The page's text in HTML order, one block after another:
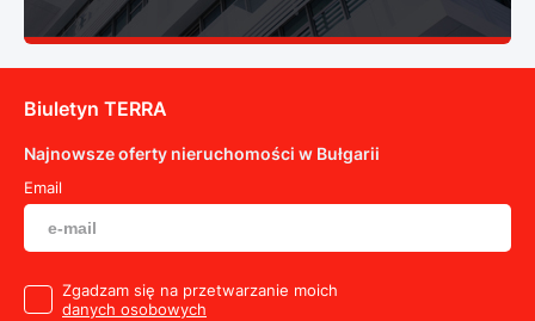
Biuletyn TERRA
Najnowsze oferty nieruchomości w Bułgarii
Email
Zgadzam się na przetwarzanie moich
danych osobowych